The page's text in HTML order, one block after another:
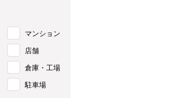
マンション
店舗
倉庫・工場
駐車場